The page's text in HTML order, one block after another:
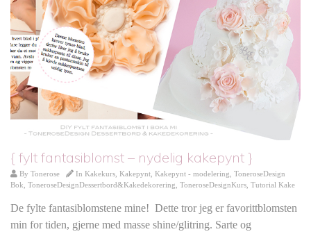
{ fylt fantasiblomst – nydelig kakepynt }
By Tonerose In Kakekurs Kakepynt Kakepynt - modelering ToneroseDesign
Bok ToneroseDesignDessertbord&Kakedekorering ToneroseDesignKurs Tutorial Kake
De fylte fantasiblomstene mine! Dette tror jeg er favorittblomsten
min for tiden, gjerne med masse shine/glitring. Sarte og